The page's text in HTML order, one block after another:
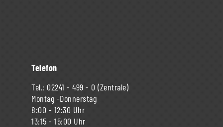
Telefon
Tel.: 02241 - 499 - 0 (Zentrale)
Montag -Donnerstag
8:00 - 12:30 Uhr
13:15 - 15:00 Uhr